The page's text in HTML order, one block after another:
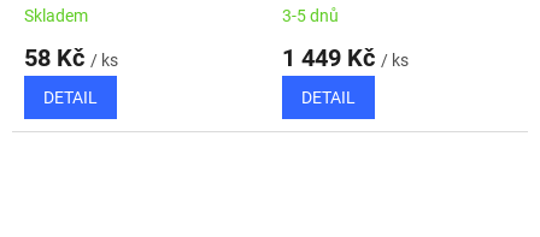
Skladem
58 Kč / ks
DETAIL
3-5 dnů
1 449 Kč / ks
DETAIL